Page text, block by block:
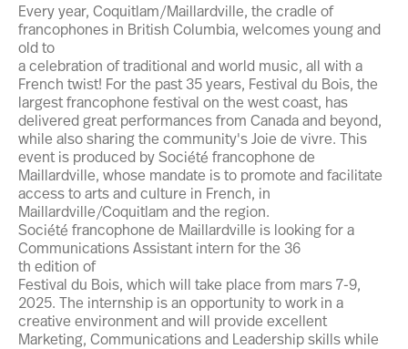
Every year, Coquitlam/Maillardville, the cradle of
francophones in British Columbia, welcomes young and
old to
a celebration of traditional and world music, all with a
French twist! For the past 35 years, Festival du Bois, the
largest francophone festival on the west coast, has
delivered great performances from Canada and beyond,
while also sharing the community's Joie de vivre. This
event is produced by Société francophone de
Maillardville, whose mandate is to promote and facilitate
access to arts and culture in French, in
Maillardville/Coquitlam and the region.
Société francophone de Maillardville is looking for a
Communications Assistant intern for the 36
th edition of
Festival du Bois, which will take place from mars 7-9,
2025. The internship is an opportunity to work in a
creative environment and will provide excellent
Marketing, Communications and Leadership skills while